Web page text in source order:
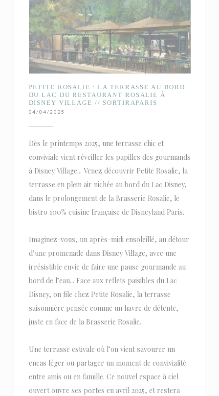
PETITE ROSALIE : LA TERRASSE AU BORD
DU LAC DU RESTAURANT ROSALIE À
DISNEY VILLAGE // SORTIRAPARIS
04/04/2025
Dès le printemps 2025, une terrasse chic et
conviviale vient réveiller les papilles des gourmands
à Disney Village... Venez découvrir Petite Rosalie, la
terrasse en plein air nichée au bord du Lac Disney,
dans le prolongement de la Brasserie Rosalie, le
bistro 100% cuisine française de Disneyland Paris.
Imaginez-vous, un après-midi ensoleillé, au détour
d’une promenade dans Disney Village, avec une
irrésistible envie de faire une pause gourmande au
bord de l’eau... Face aux reflets paisibles du Lac
Disney, on file chez Petite Rosalie, la terrasse
saisonnière pensée comme un havre de détente,
juste en face de la Brasserie Rosalie.
Une terrasse estivale où l’on vient savourer un
encas léger ou partager un moment de convivialité
entre amis ou en famille. Ce nouvel espace à ciel
ouvert ouvre ses portes en avril 2025, et restera